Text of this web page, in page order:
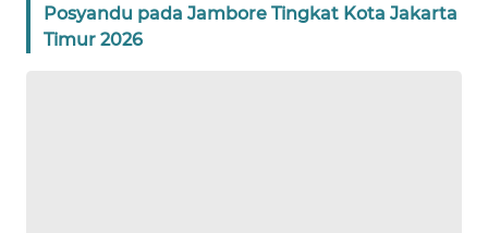
Posyandu pada Jambore Tingkat Kota Jakarta
Timur 2026
BANTEN